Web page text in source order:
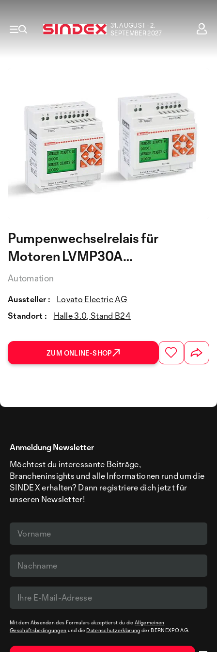
31. AUGUST - 2.
SEPTEMBER 2027
Pumpenwechselrelais für
Motoren LVMP30A…
Automation
Aussteller :
Lovato Electric AG
Standort :
Halle 3.0, Stand B24
ZUM ONLINE-SHOP
Anmeldung Newsletter
Möchtest du interessante Beiträge,
Brancheninsights und alle Informationen rund um die
SINDEX erhalten? Dann registriere dich jetzt für
unseren Newsletter!
Mit dem Absenden des Formulars akzeptierst du dieAllgemeinen
Geschäftsbedingungen und die Datenschutzerklärung der BERNEXPO AG.